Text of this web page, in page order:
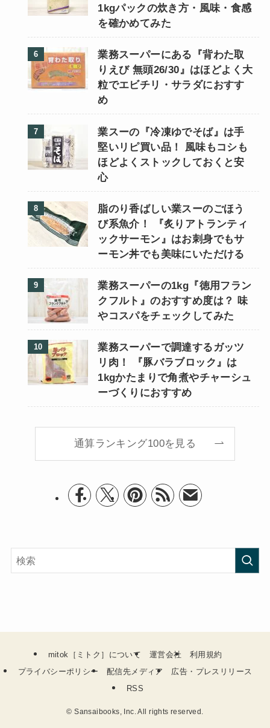
1kgパックの炊き方・風味・食感
を確かめてみた
業務スーパーにある『背わた取
りえび 無頭26/30』はほどよく大
粒でエビチリ・サラダにおすす
め
業スーの『冷凍ゆでそば』は手
堅いリピ買い品！ 風味もコシも
ほどよくストックしておくと安
心
脂のり香ばしい業スーのごほう
び系魚介！ 『炙りアトランティ
ックサーモン』はお刺身でもサ
ーモン丼でも美味にいただける
業務スーパーの1kg『徳用フラン
クフルト』のおすすめ度は？ 味
やコスパをチェックしてみた
業務スーパーで調達するガッツ
リ肉！ 『豚バラブロック』は
1kgかたまりで角煮やチャーシュ
ーづくりにおすすめ
通算ランキング100を見る
mitok［ミトク］について 運営会社
利用規約
プライバシーポリシー
配信先メディア
広告・プレスリリース
RSS
© Sansaibooks, Inc. All rights reserved.